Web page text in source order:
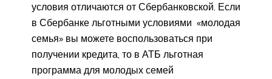
условия отличаются от Сбербанковской. Если
в Сбербанке льготными условиями «молодая
семья» вы можете воспользоваться при
получении кредита, то в АТБ льготная
программа для молодых семей